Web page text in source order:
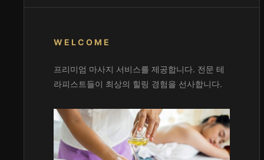
WELCOME
프리미엄 마사지 서비스를 제공합니다. 전문 테
라피스트들이 최상의 힐링 경험을 선사합니다.